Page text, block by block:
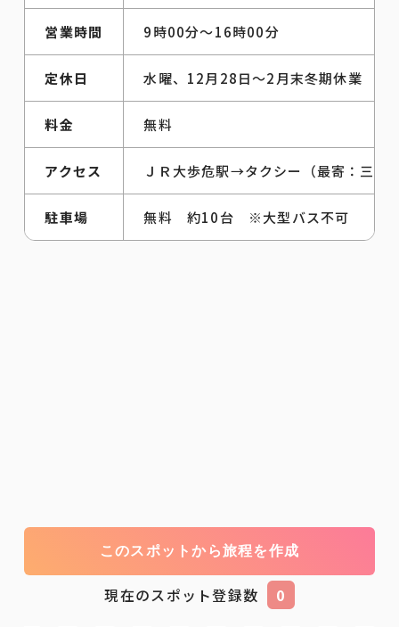
営業時間 9時00分～16時00分
定休日 水曜、12月28日～2月末冬期休業
料金 無料
アクセス ＪＲ大歩危駅→タクシー（最寄：三
駐車場 無料 約10台 ※大型バス不可
このスポットから旅程を作成
現在のスポット登録数 0